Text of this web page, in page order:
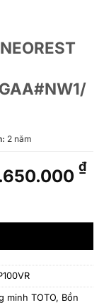
2 năm
₫.
₫
minh TOTO, Bồn